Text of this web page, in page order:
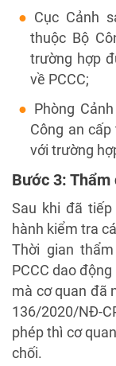
Cục Cảnh
thuộc Bộ
trường hợp
về PCCC;
Phòng
Công an
với trường
Bước 3:
Sau khi đã
hành kiểm tra
Thời gian
PCCC dao
mà cơ quan đã
136/2020/NĐ-
phép thì cơ
chối.